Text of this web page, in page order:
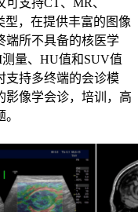
，在提供丰富的图像
端所不具备的核医学
量、HU值和SUV值
支持多终端的会诊模
影像学会诊，培训，高